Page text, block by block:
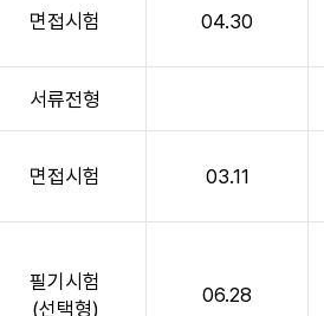
면접시험 04.30
서류전형
면접시험 03.11
필기시험
(선택형)
06.28